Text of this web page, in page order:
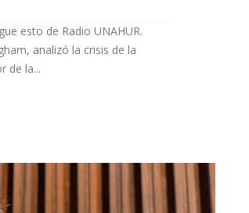
esto de Radio UNAHUR.
analizó la crisis de la
de la...